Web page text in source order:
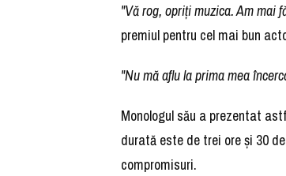
"Vă rog, opriţi muzica. Am mai
premiul pentru cel mai bun
"Nu mă aflu la prima mea
Monologul său a prezentat
durată este de trei ore şi 30
compromisuri.